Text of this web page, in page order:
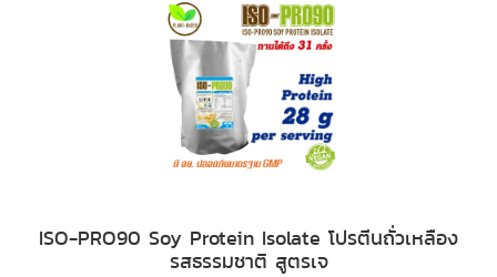
ISO-PRO90 Soy Protein Isolate โปรตีนถั่วเหลือง
รสธรรมชาติ สูตรเจ